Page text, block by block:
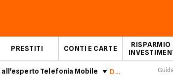
PRESTITI CONTI E CARTE
RISPARMIO
all'esperto Telefonia Mobile Detrazione spese telefonia business Guida